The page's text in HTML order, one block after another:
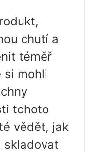
chutí a
téměř
si mohli
tohoto
vědět, jak
skladovat